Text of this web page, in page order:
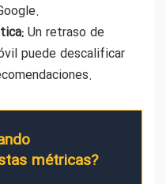
Un retraso de
puede descalificar
métricas?